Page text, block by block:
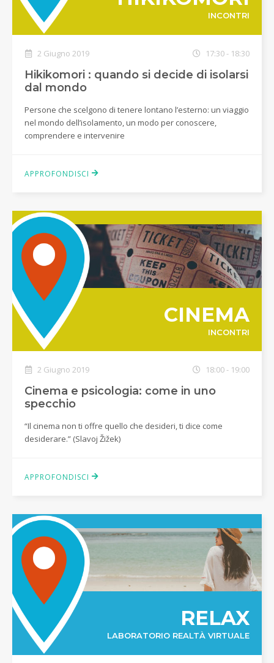
INCONTRI
2 Giugno 2019 17:30 - 18:30
Hikikomori : quando si decide di isolarsi
dal mondo
Persone che scelgono di tenere lontano l’esterno: un viaggio
nel mondo dell’isolamento, un modo per conoscere,
comprendere e intervenire
APPROFONDISCI
CINEMA
INCONTRI
2 Giugno 2019 18:00 - 19:00
Cinema e psicologia: come in uno
specchio
“Il cinema non ti offre quello che desideri, ti dice come
desiderare.” (Slavoj Žižek)
APPROFONDISCI
RELAX
LABORATORIO REALTÀ VIRTUALE